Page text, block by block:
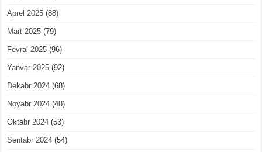
Aprel 2025 (88)
Mart 2025 (79)
Fevral 2025 (96)
Yanvar 2025 (92)
Dekabr 2024 (68)
Noyabr 2024 (48)
Oktabr 2024 (53)
Sentabr 2024 (54)